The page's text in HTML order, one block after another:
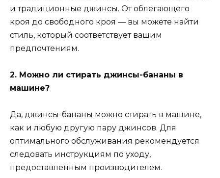
и традиционные джинсы. От облегающего
кроя до свободного кроя — вы можете найти
стиль, который соответствует вашим
предпочтениям.
2. Можно ли стирать джинсы-бананы в
машине?
Да, джинсы-бананы можно стирать в машине,
как и любую другую пару джинсов. Для
оптимального обслуживания рекомендуется
следовать инструкциям по уходу,
предоставленным производителем.